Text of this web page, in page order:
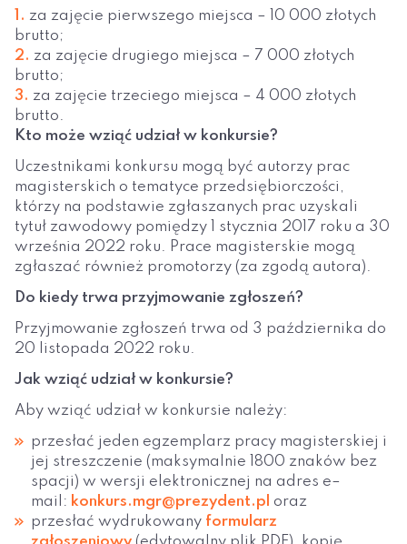
za zajęcie pierwszego miejsca – 10 000 złotych
brutto;
za zajęcie drugiego miejsca – 7 000 złotych
brutto;
za zajęcie trzeciego miejsca – 4 000 złotych
brutto.
Kto może wziąć udział w konkursie?
Uczestnikami konkursu mogą być autorzy prac
magisterskich o tematyce przedsiębiorczości,
którzy na podstawie zgłaszanych prac uzyskali
tytuł zawodowy pomiędzy 1 stycznia 2017 roku a 30
września 2022 roku. Prace magisterskie mogą
zgłaszać również promotorzy (za zgodą autora).
Do kiedy trwa przyjmowanie zgłoszeń?
Przyjmowanie zgłoszeń trwa od 3 października do
20 listopada 2022 roku.
Jak wziąć udział w konkursie?
Aby wziąć udział w konkursie należy:
przesłać jeden egzemplarz pracy magisterskiej i
jej streszczenie (maksymalnie 1800 znaków bez
spacji) w wersji elektronicznej na adres e–
mail: konkurs.mgr@prezydent.pl oraz
przesłać wydrukowany formularz